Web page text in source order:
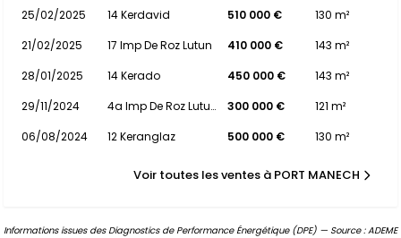
25/02/2025
14 Kerdavid 510 000 €
130 m²
21/02/2025
17 Imp De Roz Lutun 410 000 €
143 m²
28/01/2025
14 Kerado 450 000 €
143 m²
29/11/2024
4a Imp De Roz Lutun 300 000 €
121 m²
06/08/2024
12 Keranglaz 500 000 € 130 m²
Voir toutes les ventes à PORT MANECH
Informations issues des Diagnostics de Performance Énergétique (DPE) — Source : ADEME